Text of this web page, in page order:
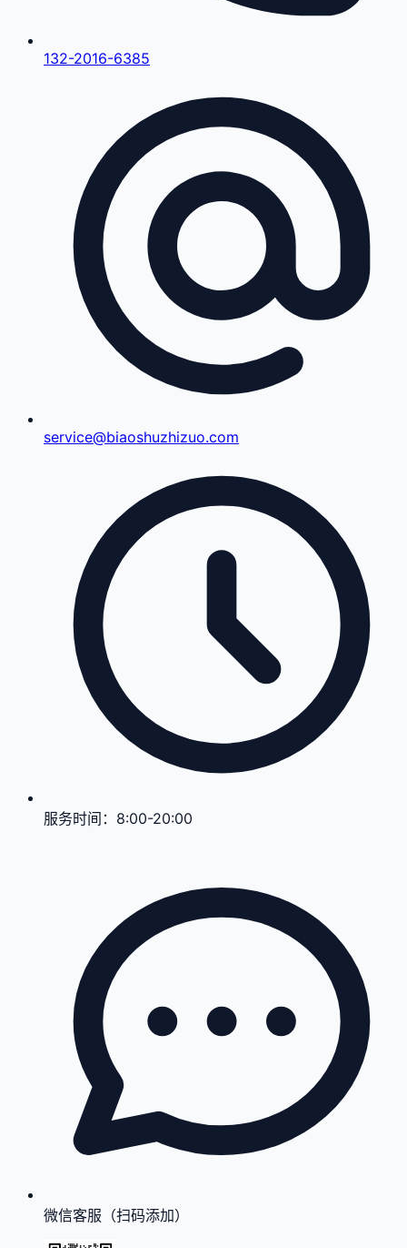
132-2016-6385
service@biaoshuzhizuo.com
服务时间： 8:00-20:00
微信客服（扫码添加）